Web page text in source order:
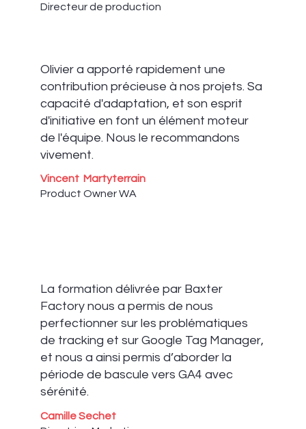
Directeur de production
Olivier a apporté rapidement une
contribution précieuse à nos projets. Sa
capacité d'adaptation, et son esprit
d'initiative en font un élément moteur
de l'équipe. Nous le recommandons
vivement.
Vincent Martyterrain
Product Owner WA
La formation délivrée par Baxter
Factory nous a permis de nous
perfectionner sur les problématiques
de tracking et sur Google Tag Manager,
et nous a ainsi permis d’aborder la
période de bascule vers GA4 avec
sérénité.
Camille Sechet